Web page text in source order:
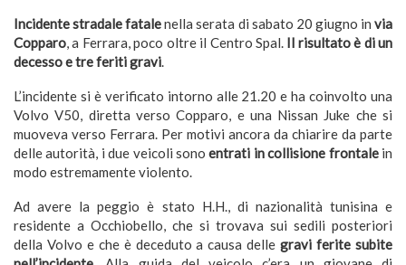
Incidente stradale fatalenella serata di sabato 20 giugno in via
Copparo , a Ferrara, poco oltre il Centro Spal. Il risultato è di un
decesso e tre feriti gravi
L’incidente si è verificato intorno alle 21.20 e ha coinvolto una
Volvo V50, diretta verso Copparo, e una Nissan Juke che si
muoveva verso Ferrara. Per motivi ancora da chiarire da parte
delle autorità, i due veicoli sonoentrati in collisione frontalein
modo estremamente violento.
Ad avere la peggio è stato H.H., di nazionalità tunisina e
residente a Occhiobello, che si trovava sui sedili posteriori
della Volvo e che è deceduto a causa dellegravi ferite subite